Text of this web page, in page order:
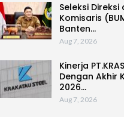
Seleksi Direksi
Komisaris
Banten…
Aug 7, 2026
Kinerja
Dengan Akhir
2026…
Aug 7, 2026